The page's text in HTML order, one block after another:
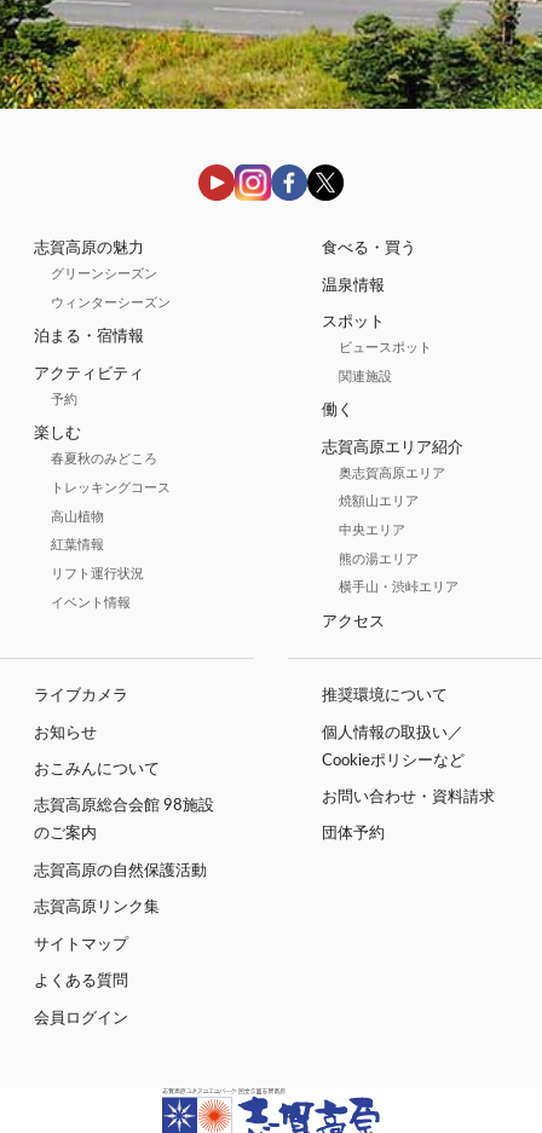
志賀高原の魅力
グリーンシーズン
ウィンターシーズン
泊まる・宿情報
アクティビティ
予約
楽しむ
春夏秋のみどころ
トレッキングコース
高山植物
紅葉情報
リフト運行状況
イベント情報
食べる・買う
温泉情報
スポット
ビュースポット
関連施設
働く
志賀高原エリア紹介
奥志賀高原エリア
焼額山エリア
中央エリア
熊の湯エリア
横手山・渋峠エリア
アクセス
ライブカメラ
お知らせ
おこみんについて
志賀高原総合会館 98施設
のご案内
志賀高原の自然保護活動
志賀高原リンク集
サイトマップ
よくある質問
会員ログイン
推奨環境について
個人情報の取扱い／
Cookieポリシーなど
お問い合わせ・資料請求
団体予約